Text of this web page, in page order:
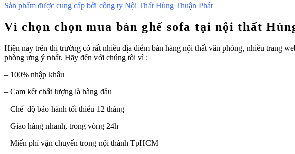
Sản phẩm được cung cấp bởi công ty Nội Thất Hùng Thuận Phát
Vì chọn chọn mua bàn ghế sofa tại nội thất
Hiện nay trên thị trường có rất nhiều địa điểm bán hàng nội thất văn phòng, nhiều trang
phòng ưng ý nhất. Hãy đến với chúng tôi vì :
– 100% nhập khẩu
– Cam kết chất lượng là hàng đầu
– Chế độ bảo hành tối thiểu 12 tháng
– Giao hàng nhanh, trong vòng 24h
– Miển phí vận chuyển trong nội thành TpHCM